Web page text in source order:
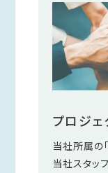
プロジ
当社所属の
当社スタッ